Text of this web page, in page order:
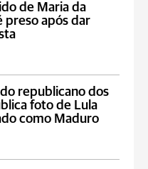
de Maria da
preso após dar
republicano dos
foto de Lula
como Maduro